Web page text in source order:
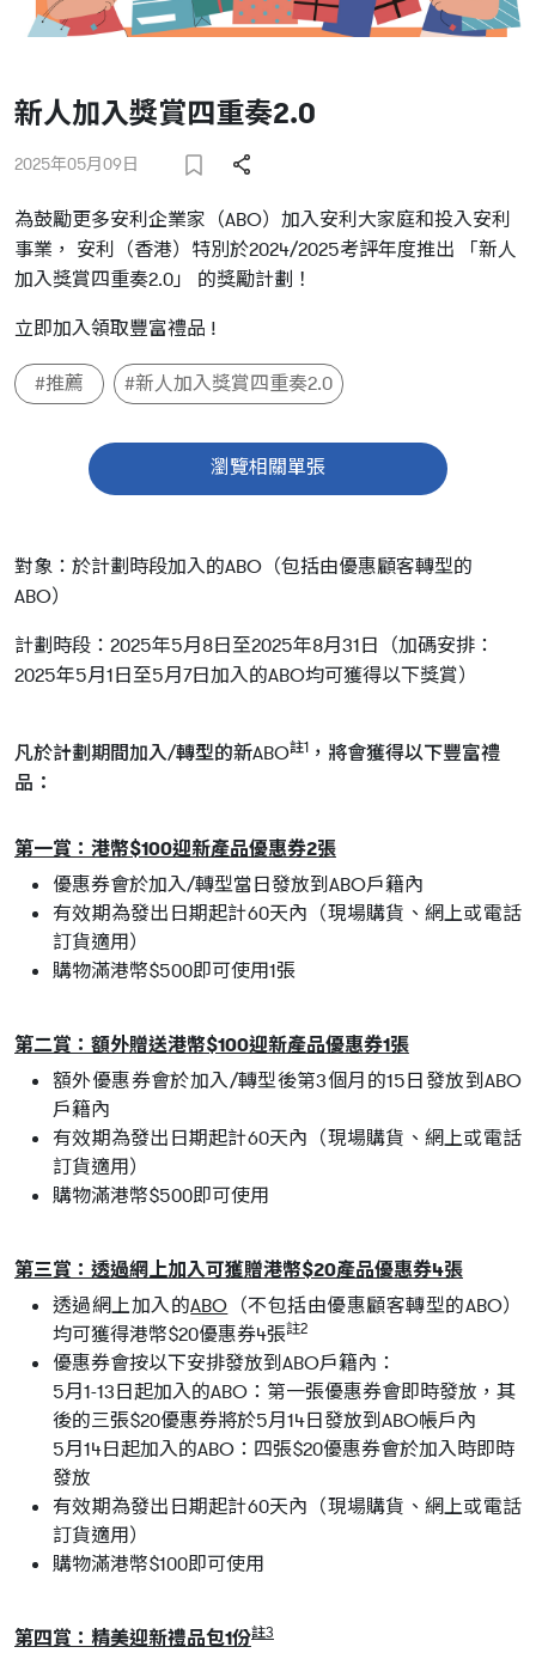
新人加入獎賞四重奏2.0
2025年05月09日
為鼓勵更多安利企業家（ABO）加入安利大家庭和投入安利
事業， 安利（香港）特別於2024/2025考評年度推出 「新人
加入獎賞四重奏2.0」 的獎勵計劃！
立即加入領取豐富禮品 !
#推薦 #新人加入獎賞四重奏2.0
瀏覽相關單張
對象：於計劃時段加入的ABO（包括由優惠顧客轉型的
ABO）
計劃時段：2025年5月8日至2025年8月31日（加碼安排：
2025年5月1日至5月7日加入的ABO均可獲得以下獎賞）
凡於計劃期間加入/轉型的新ABO註1 ，將會獲得以下豐富禮
品：
第一賞：港幣$100迎新產品優惠券2張
優惠券會於加入/轉型當日發放到ABO戶籍內
有效期為發出日期起計60天內（現場購貨、網上或電話
訂貨適用）
購物滿港幣$500即可使用1張
第二賞：額外贈送港幣$100迎新產品優惠券1張
額外優惠券會於加入/轉型後第3個月的15日發放到ABO
戶籍內
有效期為發出日期起計60天內（現場購貨、網上或電話
訂貨適用）
購物滿港幣$500即可使用
第三賞：透過網上加入可獲贈港幣$20產品優惠券4張
透過網上加入的ABO （不包括由優惠顧客轉型的ABO）
均可獲得港幣$20優惠券4張註2
優惠券會按以下安排發放到ABO戶籍內：
5月1-13日起加入的ABO：第一張優惠券會即時發放，其
後的三張$20優惠券將於5月14日發放到ABO帳戶內
5月14日起加入的ABO：四張$20優惠券會於加入時即時
發放
有效期為發出日期起計60天內（現場購貨、網上或電話
訂貨適用）
購物滿港幣$100即可使用
第四賞：精美迎新禮品包1份註3